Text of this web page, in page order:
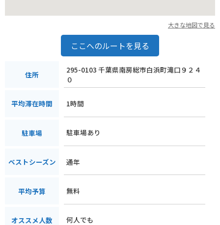
大きな地図で見る
ここへのルートを見る
住所
295-0103 千葉県南房総市白浜町滝口９２４
０
平均滞在時間 1時間
駐車場 駐車場あり
ベストシーズン 通年
平均予算 無料
オススメ人数 何人でも